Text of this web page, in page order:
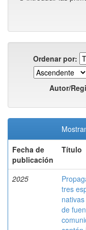
Ordenar por:
Autor/
Fecha de
publicación
Título
2025
tres
de